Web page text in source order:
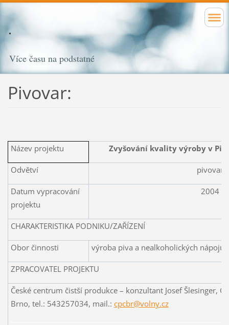
Více času na podstatné
Pivovar:
Název projektu Zvyšování kvality výroby v
Odvětví pivovar
Datum vypracování
projektu
2004
CHARAKTERISTIKA PODNIKU/ZAŘÍZENÍ
Obor činnosti výroba piva a nealkoholických nápojů
ZPRACOVATEL PROJEKTU
České centrum čistší produkce – konzultant Josef Šlesinger,
Brno, tel.: 543257034, mail.: cpcbr@volny.cz